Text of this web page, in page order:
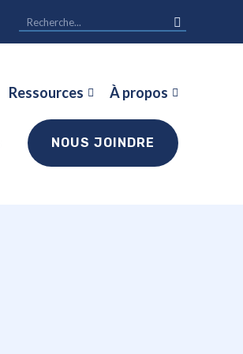
Ressources À propos
NOUS JOINDRE